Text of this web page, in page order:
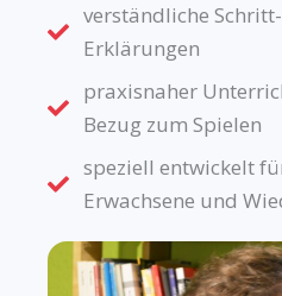
verständliche
Erklärungen
praxisnaher
Bezug zum Spielen
speziell entwickelt
Erwachsene und